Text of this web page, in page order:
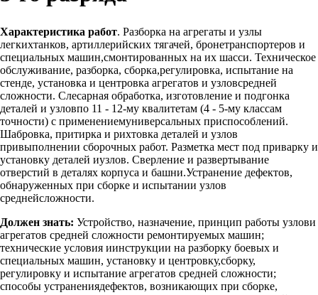
Характеристика работ. Разборка на агрегаты и узлы
легкихтанков, артиллерийских тягачей, бронетранспортеров и
специальных машин,смонтированных на их шасси. Техническое
обслуживание, разборка, сборка,регулировка, испытание на
стенде, установка и центровка агрегатов и узловсредней
сложности. Слесарная обработка, изготовление и подгонка
деталей и узловпо 11 - 12-му квалитетам (4 - 5-му классам
точности) с применениемуниверсальных приспособлений.
Шабровка, притирка и рихтовка деталей и узлов
привыполнении сборочных работ. Разметка мест под приварку и
установку деталей иузлов. Сверление и развертывание
отверстий в деталях корпуса и башни.Устранение дефектов,
обнаруженных при сборке и испытании узлов
среднейсложности.
Должен знать: Устройство, назначение, принцип работы узлови
агрегатов средней сложности ремонтируемых машин;
технические условия иинструкции на разборку боевых и
специальных машин, установку и центровку,сборку,
регулировку и испытание агрегатов средней сложности;
способы устранениядефектов, возникающих при сборке,